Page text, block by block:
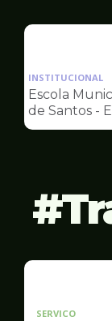
INSTITUCIONAL
Escola
de Santos -
SERVICO